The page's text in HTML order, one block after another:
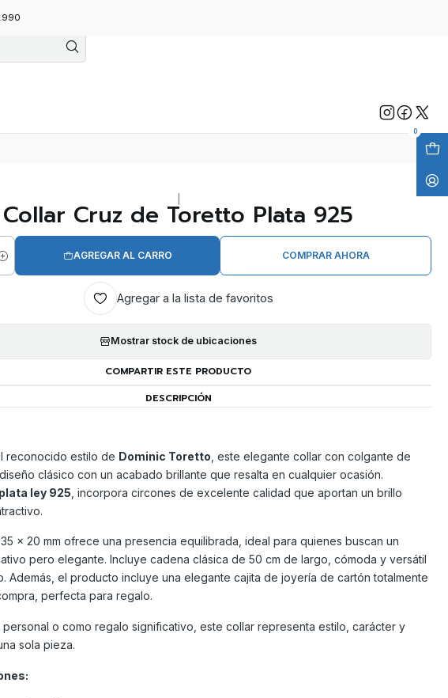
0
Collar Cruz de Toretto Plata 925
AGREGAR AL CARRO COMPRAR AHORA
Agregar a la lista de favoritos
Mostrar stock de ubicaciones
COMPARTIR ESTE PRODUCTO
DESCRIPCIÓN
reconocido estilo de Dominic Toretto , este elegante collar con colgante de
clásico con un acabado brillante que resalta en cualquier ocasión.
plata ley 925 , incorpora circones de excelente calidad que aportan un brillo
x 20 mm ofrece una presencia equilibrada, ideal para quienes buscan un
pero elegante. Incluye cadena clásica de 50 cm de largo, cómoda y versátil
Además, el producto incluye una elegante cajita de joyería de cartón totalmente
perfecta para regalo.
personal o como regalo significativo, este collar representa estilo, carácter y
sola pieza.